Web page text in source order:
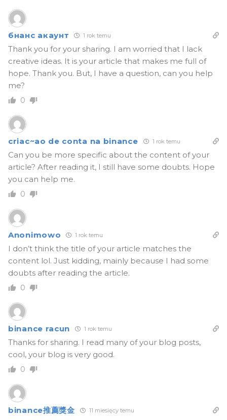
бнанс акаунт 1 rok temu
Thank you for your sharing. I am worried that I lack
creative ideas. It is your article that makes me full of
hope. Thank you. But, I have a question, can you help
me?
0
criac~ao de conta na binance 1 rok temu
Can you be more specific about the content of your
article? After reading it, I still have some doubts. Hope
you can help me.
0
Anonimowo 1 rok temu
I don’t think the title of your article matches the
content lol. Just kidding, mainly because I had some
doubts after reading the article.
0
binance racun 1 rok temu
Thanks for sharing. I read many of your blog posts,
cool, your blog is very good.
0
binance推薦獎金 11 miesięcy temu